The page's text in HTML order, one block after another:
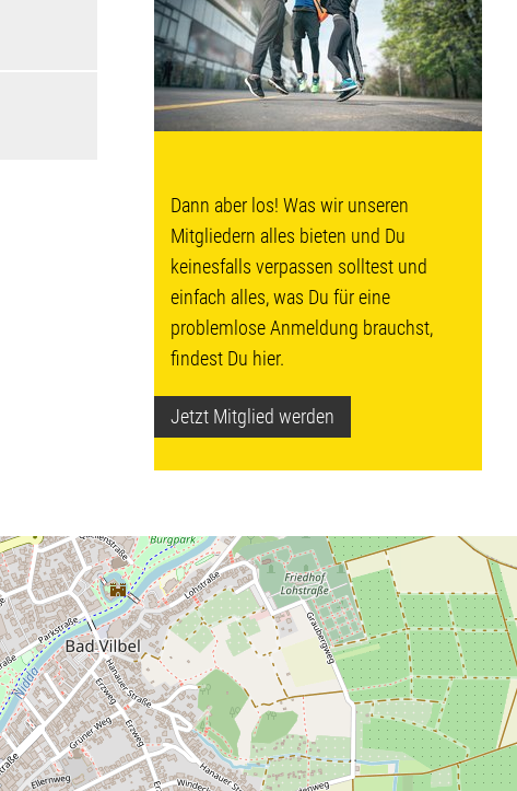
Dann aber los! Was wir unseren
Mitgliedern alles bieten und Du
keinesfalls verpassen solltest und
einfach alles, was Du für eine
problemlose Anmeldung brauchst,
findest Du hier.
Jetzt Mitglied werden